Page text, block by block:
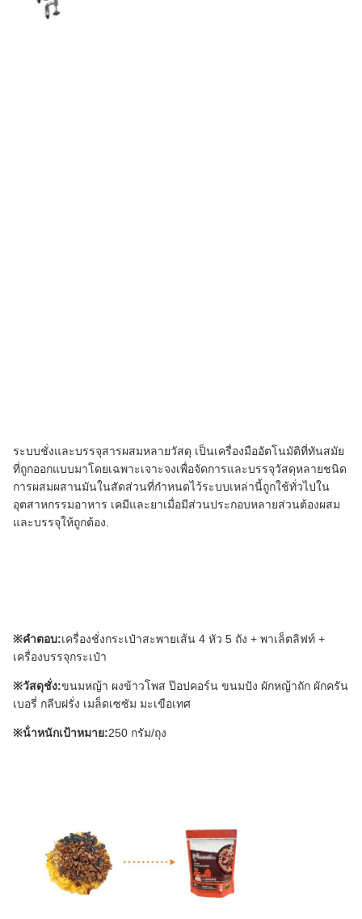
ระบบชั่งและบรรจุสารผสมหลายวัสดุ เป็นเครื่องมืออัตโนมัติที่ทันสมัย
ที่ถูกออกแบบมาโดยเฉพาะเจาะจงเพื่อจัดการและบรรจุวัสดุหลายชนิด
การผสมผสานมันในสัดส่วนที่กําหนดไว้ระบบเหล่านี้ถูกใช้ทั่วไปใน
อุตสาหกรรมอาหาร เคมีและยาเมื่อมีส่วนประกอบหลายส่วนต้องผสม
และบรรจุให้ถูกต้อง.
※คําตอบ:เครื่องชั่งกระเป๋าสะพายเส้น 4 หัว 5 ถัง + พาเล็ตลิฟท์ +
เครื่องบรรจุกระเป๋า
※วัสดุชั่ง:ขนมหญ้า ผงข้าวโพส ป๊อปคอร์น ขนมปัง ผักหญ้าถัก ผักครัน
เบอรี่ กลีบฝรั่ง เมล็ดเซซัม มะเขือเทศ
※น้ําหนักเป้าหมาย:250 กรัม/ถุง